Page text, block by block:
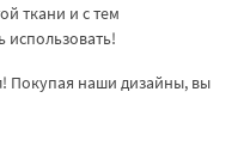
ткани и с тем
использовать!
Покупая наши дизайны, вы